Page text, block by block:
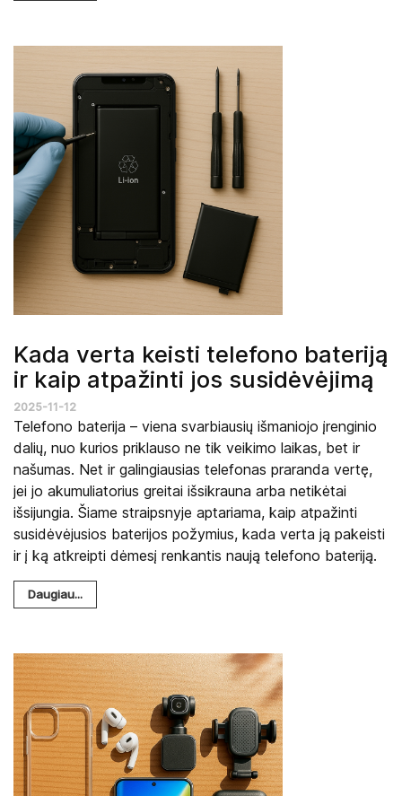
Kada verta keisti telefono bateriją
ir kaip atpažinti jos susidėvėjimą
2025-11-12
Telefono baterija – viena svarbiausių išmaniojo įrenginio
dalių, nuo kurios priklauso ne tik veikimo laikas, bet ir
našumas. Net ir galingiausias telefonas praranda vertę,
jei jo akumuliatorius greitai išsikrauna arba netikėtai
išsijungia. Šiame straipsnyje aptariama, kaip atpažinti
susidėvėjusios baterijos požymius, kada verta ją pakeisti
ir į ką atkreipti dėmesį renkantis naują telefono bateriją.
Daugiau...